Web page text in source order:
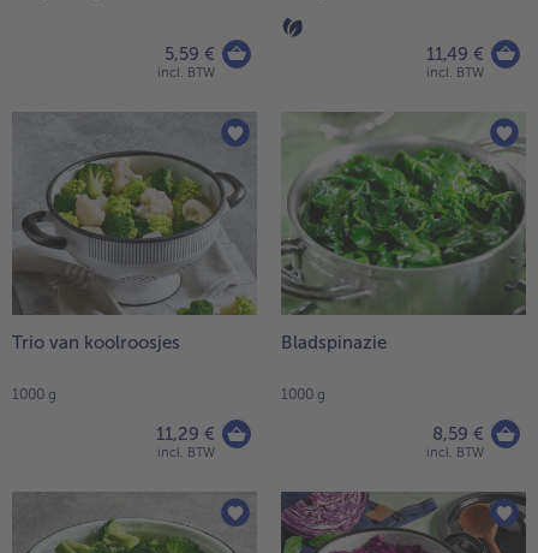
5,59 €
incl. BTW
11,49 €
incl. BTW
Trio van koolroosjes
1000 g
11,29 €
incl. BTW
Bladspinazie
1000 g
8,59 €
incl. BTW